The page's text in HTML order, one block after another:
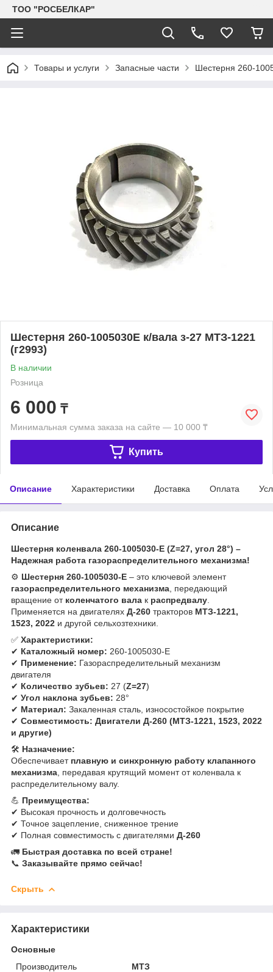
TOO "РОСБЕЛКАР"
Товары и услуги Запасные части Шестерня 260-
Шестерня 260-1005030Е к/вала з-27 МТЗ-1221
(г2993)
В наличии
Розница
6 000 ₸
Минимальная сумма заказа на сайте — 10 000 ₸
Купить
Описание Характеристики Доставка Оплата
Описание
Шестерня коленвала 260-1005030-Е (Z=27, угол 28°) –
Надежная работа газораспределительного механизма!
⚙ Шестерня 260-1005030-Е – это ключевой элемент
газораспределительного механизма , передающий
вращение от коленчатого вала к распредвалу
Применяется на двигателях Д-260 тракторов МТЗ-1221,
1523, 2022 и другой сельхозтехники.
✅ Характеристики:
✔ Каталожный номер: 260-1005030-Е
✔ Применение: Газораспределительный механизм
двигателя
✔ Количество зубьев: 27 (Z=27)
✔ Угол наклона зубьев: 28°
✔ Материал: Закаленная сталь, износостойкое покрытие
✔ Совместимость: Двигатели Д-260 (МТЗ-1221, 1523, 2022
и другие)
🛠 Назначение:
Обеспечивает плавную и синхронную работу клапанного
механизма , передавая крутящий момент от коленвала к
распределительному валу.
💪 Преимущества:
✔ Высокая прочность и долговечность
✔ Точное зацепление, сниженное трение
✔ Полная совместимость с двигателями Д-260
🚛 Быстрая доставка по всей стране!
📞 Заказывайте прямо сейчас!
Скрыть
Характеристики
Основные
Производитель
МТЗ